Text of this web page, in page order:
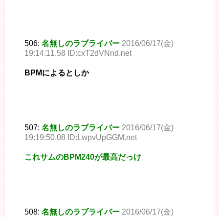
506: 名無しのラブライバー 2016/06/17(金)
19:14:11.58 ID:cxT2dVNnd.net
BPMによるとしか
507: 名無しのラブライバー 2016/06/17(金)
19:19:50.08 ID:LwpvUpGGM.net
これサムのBPM240が最高だっけ
508: 名無しのラブライバー 2016/06/17(金)